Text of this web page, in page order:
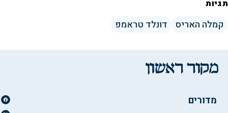
תגיות
קמלה האריס דונלד טראמפ
מדורים